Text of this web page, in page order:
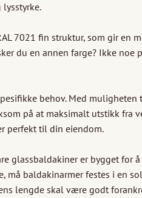
7021 fin struktur, som gir en
du en annen farge? Ikke
behov. Med
på at maksimalt utstikk fra
perfekt til din eiendom.
glassbaldakiner er bygget for
må baldakinarmer festes i en
lengde skal være godt